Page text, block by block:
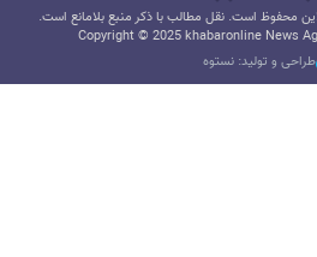
محفوظ است. نقل مطالب با ذکر منبع بلامانع است.
Copyright © 2025 khabaronline News
طراحی و تولید: نستوه